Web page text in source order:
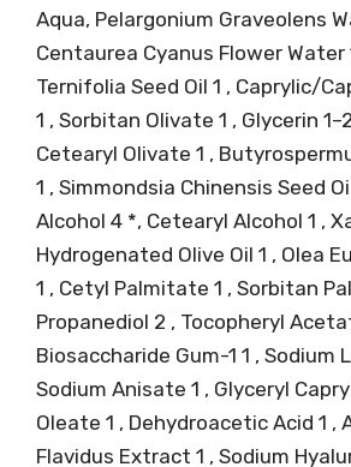
Aqua, Pelargonium Graveolens
Centaurea Cyanus Flower Water
Ternifolia Seed Oil 1 , Caprylic/
1 , Sorbitan Olivate 1 , Glycerin
Cetearyl Olivate 1 ,
1 , Simmondsia Chinensis Seed
Alcohol 4 *, Cetearyl Alcohol 1 ,
Hydrogenated Olive Oil 1 , Olea
1 , Cetyl Palmitate 1 , Sorbitan
Propanediol 2 , Tocopheryl
Biosaccharide Gum-1 1 , Sodium
Sodium Anisate 1 , Glyceryl
Oleate 1 , Dehydroacetic Acid 1 ,
Flavidus Extract 1 , Sodium